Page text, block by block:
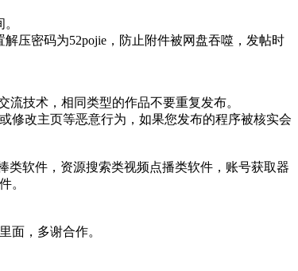
压密码为52pojie，防止附件被网盘吞噬，发帖时
技术，相同类型的作品不要重复发布。
修改主页等恶意行为，如果您发布的程序被核实会
软件，资源搜索类视频点播类软件，账号获取器
。
面，多谢合作。